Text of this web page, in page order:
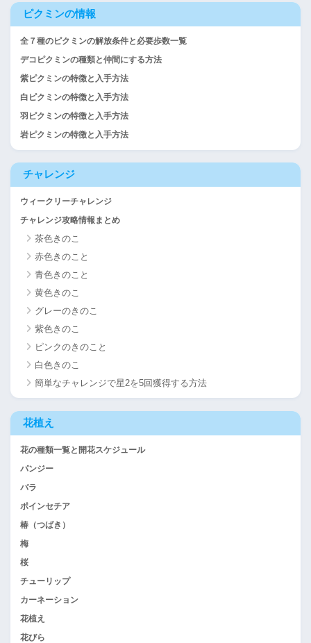
ピクミンの情報
全７種のピクミンの解放条件と必要歩数一覧
デコピクミンの種類と仲間にする方法
紫ピクミンの特徴と入手方法
白ピクミンの特徴と入手方法
羽ピクミンの特徴と入手方法
岩ピクミンの特徴と入手方法
チャレンジ
ウィークリーチャレンジ
チャレンジ攻略情報まとめ
茶色きのこ
赤色きのこと
青色きのこと
黄色きのこ
グレーのきのこ
紫色きのこ
ピンクのきのこと
白色きのこ
簡単なチャレンジで星2を5回獲得する方法
花植え
花の種類一覧と開花スケジュール
パンジー
バラ
ポインセチア
椿（つばき）
梅
桜
チューリップ
カーネーション
花植え
花びら